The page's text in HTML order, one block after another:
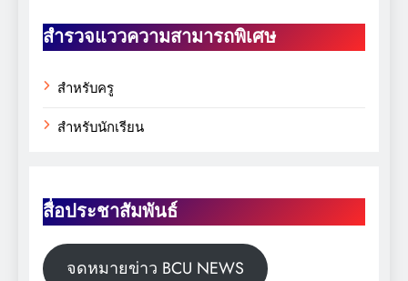
สำรวจแววความสามารถพิเศษ
สำหรับครู
สำหรับนักเรียน
สื่อประชาสัมพันธ์
จดหมายข่าว BCU NEWS